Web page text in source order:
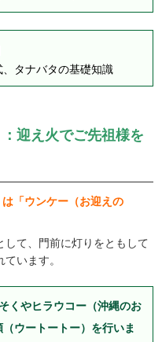
タナバタの基礎知識
迎え火でご先祖様を
「ウンケー（お迎えの
して、門前に灯りをともして
います。
くやヒラウコー（沖縄のお
ウートートー）を行いま